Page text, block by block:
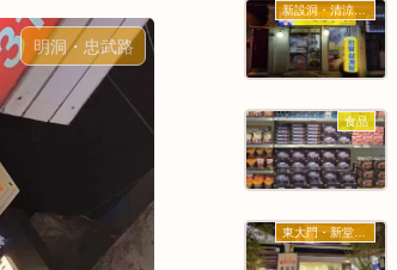
明洞・忠武路
新設洞・清涼里・誠信女大
食品